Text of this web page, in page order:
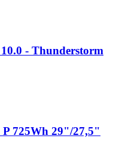
- Thunderstorm
725Wh 29"/27,5"